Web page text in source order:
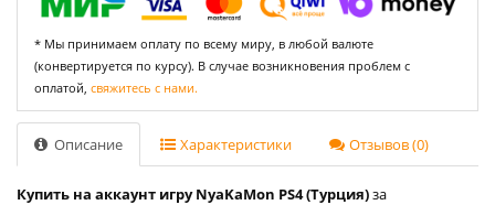
* Мы принимаем оплату по всему миру, в любой валюте
(конвертируется по курсу). В случае возникновения проблем с
оплатой, свяжитесь с нами.
Описание Характеристики Отзывов (0)
Купить на аккаунт игру NyaKaMon PS4 (Турция)за